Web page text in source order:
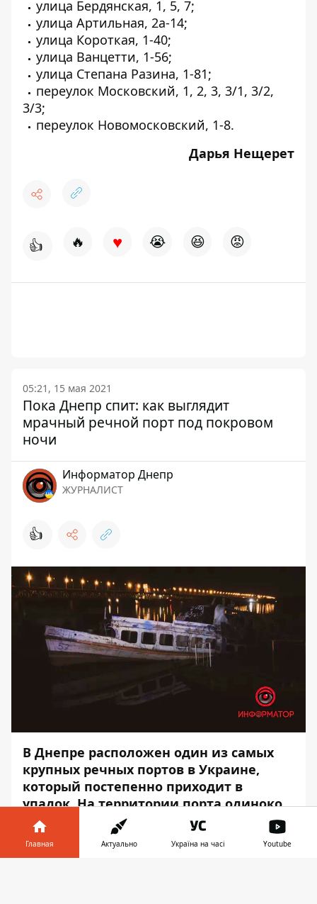
улица Бердянская, 1, 5, 7;
улица Артильная, 2а-14;
улица Короткая, 1-40;
улица Ванцетти, 1-56;
улица Степана Разина, 1-81;
переулок Московский, 1, 2, 3, 3/1, 3/2,
3/3;
переулок Новомосковский, 1-8.
Дарья Нещерет
👍 🔥 ♥ 😭 😆 😡
05:21, 15 мая 2021
Пока Днепр спит: как выглядит
мрачный речной порт под покровом
ночи
Информатор Днепр
ЖУРНАЛИСТ
👍
В Днепре расположен один из самых
крупных речных портов в Украине,
который постепенно приходит в
упадок. На территории порта одиноко
ржавеет затонувший корабль.
Прогулочные теплоходы такого типа
Главная Актуально Україна на часі Youtube